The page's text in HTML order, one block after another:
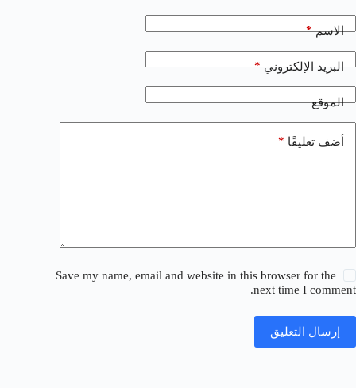
الاسم*
البريد الإلكتروني*
الموقع
أضف تعليقًا *
Save my name, email and website in this browser for the
next time I comment.
إرسال التعليق